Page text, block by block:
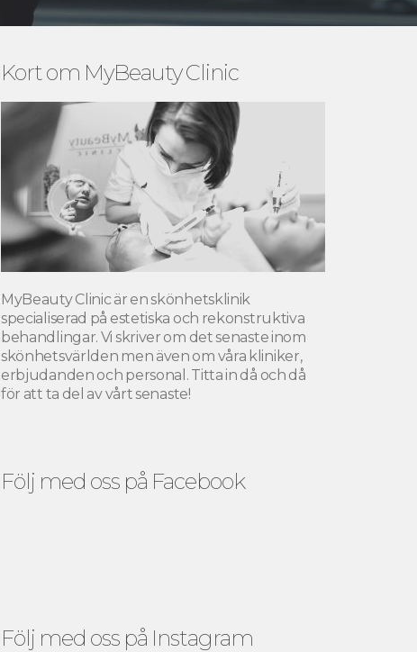
Kort om MyBeauty Clinic
MyBeauty Clinic är en skönhetsklinik
specialiserad på estetiska och rekonstruktiva
behandlingar. Vi skriver om det senaste inom
skönhetsvärlden men även om våra kliniker,
erbjudanden och personal. Titta in då och då
för att ta del av vårt senaste!
Följ med oss på Facebook
Följ med oss på Instagram